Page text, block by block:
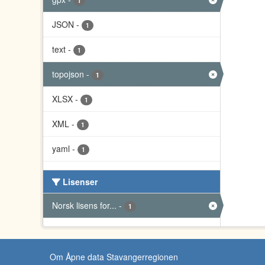
JSON - 1
text - 1
topojson - 1
XLSX - 1
XML - 1
yaml - 1
Lisenser
Norsk lisens for... - 1
Om Åpne data Stavangerregionen